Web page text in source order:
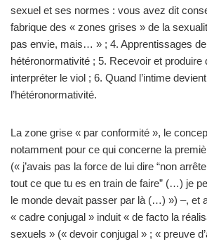
sexuel et ses normes : vous avez dit
fabrique des « zones grises » de la
pas envie, mais… » ; 4. Apprentissages
hétéronormativité ; 5. Recevoir et produire
interpréter le viol ; 6. Quand l’intime
l’hétéronormativité.
La zone grise « par conformité », le
notamment pour ce qui concerne la
(« j’avais pas la force de lui dire “non
tout ce que tu es en train de faire” (…) je
le monde devait passer par là (…) ») –, et
« cadre conjugal » induit « de facto la
sexuels » (« devoir conjugal » ; « preuve